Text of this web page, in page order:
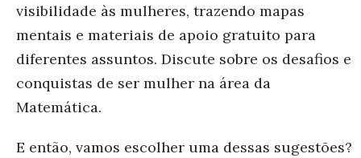
visibilidade às mulheres, trazendo mapas
mentais e materiais de apoio gratuito para
diferentes assuntos. Discute sobre os desafios e
conquistas de ser mulher na área da
Matemática.
E então, vamos escolher uma dessas sugestões?